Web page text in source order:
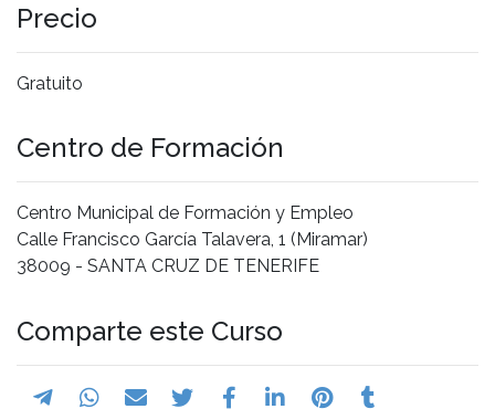
Precio
Gratuito
Centro de Formación
Centro Municipal de Formación y Empleo
Calle Francisco García Talavera, 1 (Miramar)
38009 - SANTA CRUZ DE TENERIFE
Comparte este Curso